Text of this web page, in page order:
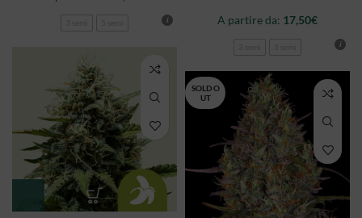
A partire da: 17,50€
SOLD O
UT